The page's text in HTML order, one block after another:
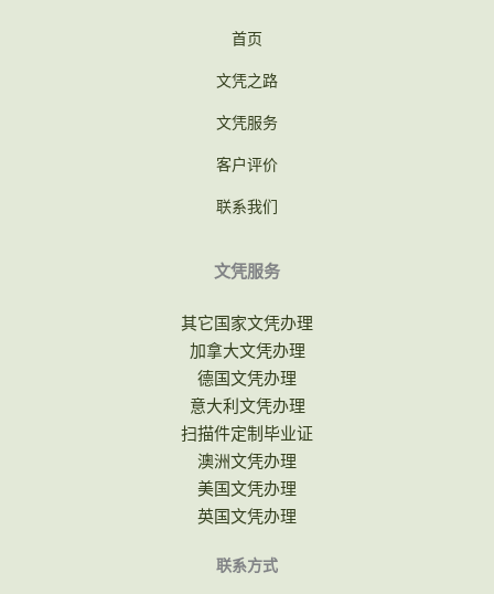
首页
文凭之路
文凭服务
客户评价
联系我们
文凭服务
其它国家文凭办理
加拿大文凭办理
德国文凭办理
意大利文凭办理
扫描件定制毕业证
澳洲文凭办理
美国文凭办理
英国文凭办理
联系方式